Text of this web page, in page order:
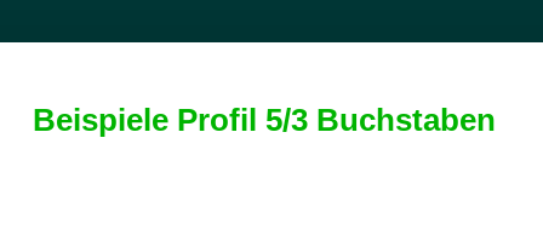
Beispiele Profil 5/3 Buchstaben